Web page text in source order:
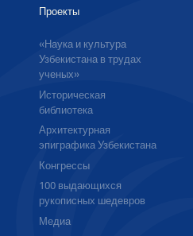
Проекты
«Наука и культура
Узбекистана в трудах
ученых»
Историческая
библиотека
Архитектурная
эпиграфика Узбекистана
Конгрессы
100 выдающихся
рукописных шедевров
Медиа